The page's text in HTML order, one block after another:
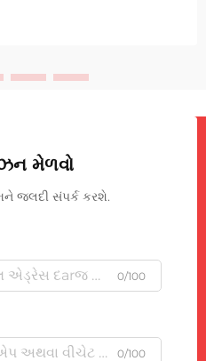
મેળવો
જલદી સંપર્ક કરશે.
0/100
0/100